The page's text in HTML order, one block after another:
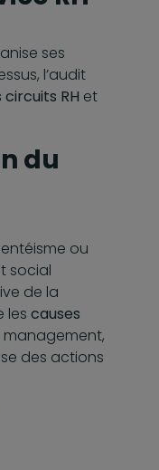
ses
l’audit
RH et
du
ou
social
de la
les causes
des actions